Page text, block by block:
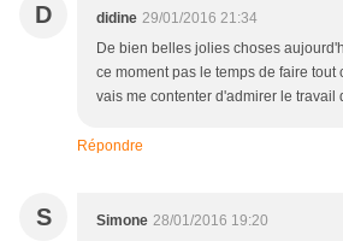
D didine 29/01/2016 21:34
De bien belles jolies choses
ce moment pas le temps de faire tout
vais me contenter d'admirer le travail
Répondre
S Simone 28/01/2016 19:20